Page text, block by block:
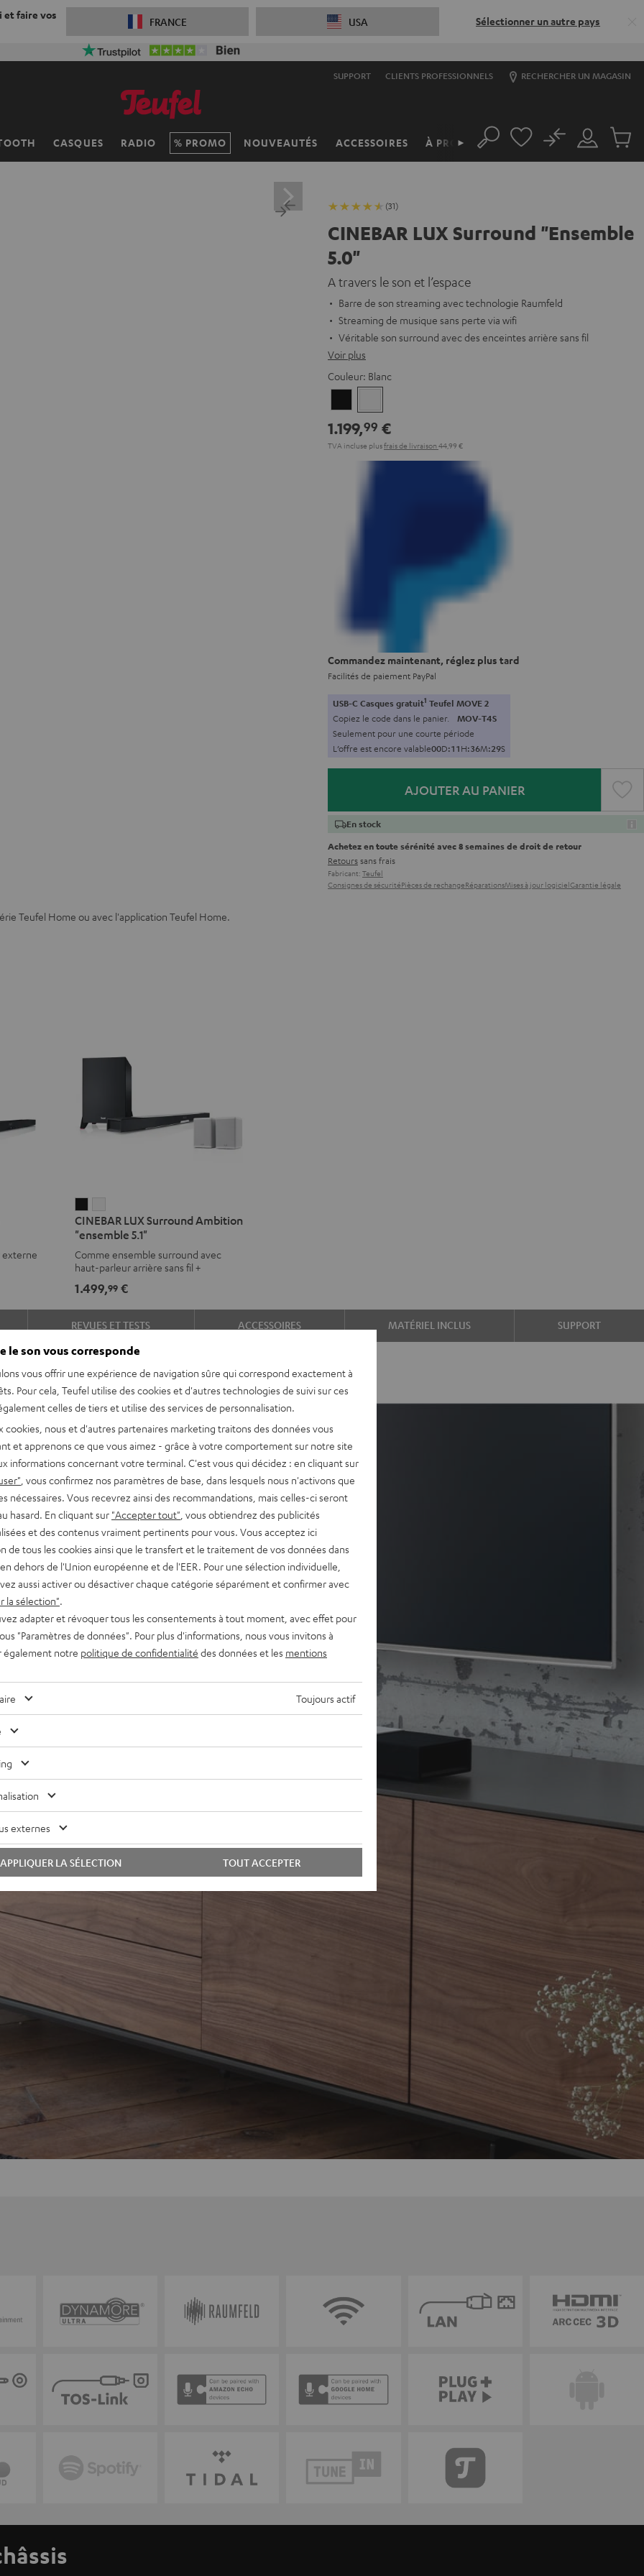
et faire vos
FRANCE USA Sélectionner un autre pays
SUPPORT CLIENTS PROFESSIONNELS RECHERCHER UN MAGASIN
CASQUES RADIO PROMO NOUVEAUTÉS ACCESSOIRES À PROPOS
► Rechercher
Mon
compte
No
(31)
CINEBAR LUX Surround "Ensemble
5.0"
A travers le son et l’espace
Barre de son streaming avec technologie Raumfeld
Streaming de musique sans perte via wifi
Véritable son surround avec des enceintes arrière sans fil
Voir plus
Couleur: Blanc
1.199,99 €
TVA incluse plusfrais de livraison 44,99 €
Commandez maintenant, réglez plus tard
Facilités de paiement PayPal
USB-C Casques gratuit1 Teufel MOVE 2
Copiez le code dans le panier. MOV-T4S
Seulement pour une courte période
L’offre est encore valable00D:11H:36M:27S
AJOUTER AU PANIER
En stock
Achetez en toute sérénité avec 8 semaines de droit de retour
Retourssans frais
Fabricant: Teufel
Consignes de sécuritéPièces de rechangeRéparationsMises à jour logicielGarantie légale
Teufel Home ou avec l'application Teufel Home.
externe
LUX
Surround
Ambition
"ensemble
5.1"
Noir
LUX
Surround
Ambition
"ensemble
5.1"
Blanc
CINEBAR LUX Surround Ambition
"ensemble 5.1"
Comme ensemble surround avec
haut-parleur arrière sans fil +
1.499,99€
REVUES ET TESTS ACCESSOIRES MATÉRIEL INCLUS SUPPORT
Elle est du reste
et jeux
montées sur pied ou au
et un système à 2 voies
solide et stable
sonore en mesure de
haut au profit d’un son
audio HD, Multiroom)
TV, ARC pour
haut, possibilité de
du son, mode nuit
série Teufel Home ou
le son vous corresponde
vous offrir une expérience de navigation sûre qui correspond exactement à
Pour cela, Teufel utilise des cookies et d'autres technologies de suivi sur ces
celles de tiers et utilise des services de personnalisation.
cookies, nous et d'autres partenaires marketing traitons des données vous
et apprenons ce que vous aimez - grâce à votre comportement sur notre site
informations concernant votre terminal. C'est vous qui décidez : en cliquant sur
, vous confirmez nos paramètres de base, dans lesquels nous n'activons que
nécessaires. Vous recevrez ainsi des recommandations, mais celles-ci seront
hasard. En cliquant sur "Accepter tout" , vous obtiendrez des publicités
et des contenus vraiment pertinents pour vous. Vous acceptez ici
de tous les cookies ainsi que le transfert et le traitement de vos données dans
dehors de l'Union européenne et de l'EER. Pour une sélection individuelle,
aussi activer ou désactiver chaque catégorie séparément et confirmer avec
la sélection"
adapter et révoquer tous les consentements à tout moment, avec effet pour
"Paramètres de données". Pour plus d'informations, nous vous invitons à
également notre politique de confidentialité des données et les mentions
Toujours actif
externes
TOUT ACCEPTER
APPLIQUER LA SÉLECTION